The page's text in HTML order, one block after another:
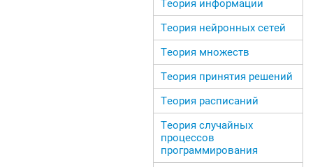
Теория информации
Теория нейронных сетей
Теория множеств
Теория принятия решений
Теория расписаний
Теория случайных
процессов
программирования